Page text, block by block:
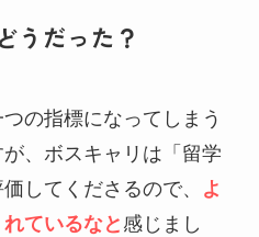
うだった？
の指標になってしまう
、ボスキャリは「留学
してくださるので、
よ
ているなと 感じまし